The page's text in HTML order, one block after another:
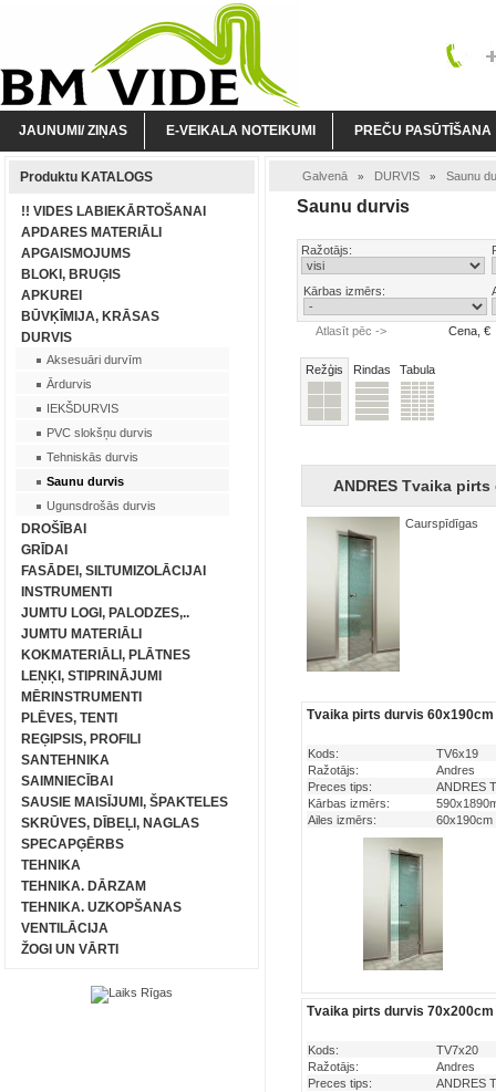
JAUNUMI/ ZIŅAS E-VEIKALA NOTEIKUMI PREČU PASŪTĪŠANA
Produktu KATALOGS
!! VIDES LABIEKĀRTOŠANAI
APDARES MATERIĀLI
APGAISMOJUMS
BLOKI, BRUĢIS
APKUREI
BŪVĶĪMIJA, KRĀSAS
DURVIS
Aksesuāri durvīm
Ārdurvis
IEKŠDURVIS
PVC slokšņu durvis
Tehniskās durvis
Saunu durvis
Ugunsdrošās durvis
DROŠĪBAI
GRĪDAI
FASĀDEI, SILTUMIZOLĀCIJAI
INSTRUMENTI
JUMTU LOGI, PALODZES,..
JUMTU MATERIĀLI
KOKMATERIĀLI, PLĀTNES
LEŅĶI, STIPRINĀJUMI
MĒRINSTRUMENTI
PLĒVES, TENTI
REĢIPSIS, PROFILI
SANTEHNIKA
SAIMNIECĪBAI
SAUSIE MAISĪJUMI, ŠPAKTELES
SKRŪVES, DĪBEĻI, NAGLAS
SPECAPĢĒRBS
TEHNIKA
TEHNIKA. DĀRZAM
TEHNIKA. UZKOPŠANAS
VENTILĀCIJA
ŽOGI UN VĀRTI
Galvenā » DURVIS » Saunu
Saunu durvis
Ražotājs:
Kārbas izmērs:
Atlasīt pēc -> Cena, €
Režģis Rindas Tabula
ANDRES Tvaika
Caurspīdīgas
Tvaika pirts durvis 60x190cm
Kods:
TV6x19
Ražotājs:
Andres
Preces tips:
ANDRES
Kārbas izmērs:
Ailes izmērs:
60x190cm
Tvaika pirts durvis 70x200cm
Kods:
TV7x20
Ražotājs:
Andres
Preces tips:
ANDRES